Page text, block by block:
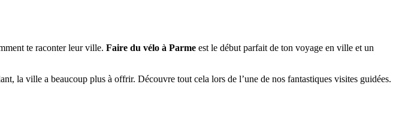
te raconter leur ville. Faire du vélo à Parme est le début parfait de ton voyage en ville et un
la ville a beaucoup plus à offrir. Découvre tout cela lors de l’une de nos fantastiques visites guidées.